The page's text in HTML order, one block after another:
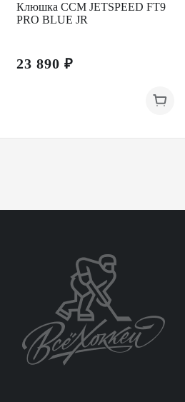
Клюшка CCM JETSPEED FT9
PRO BLUE JR
23 890 ₽